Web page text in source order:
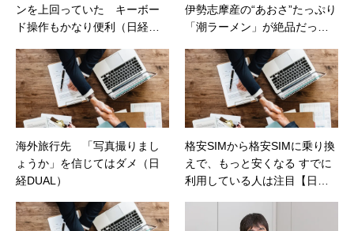
ンを上回っていた キーボー
ド操作もかなり便利（日経ト
伊勢志摩産の“あおさ”たっぷり
「潮ラーメン」が絶品だっ
海外旅行先 「写真撮りまし
ょうか」を信じてはダメ（日
経DUAL）
格安SIMから格安SIMに乗り換
えで、もっと安くなる すでに
利用している人は注目【日経